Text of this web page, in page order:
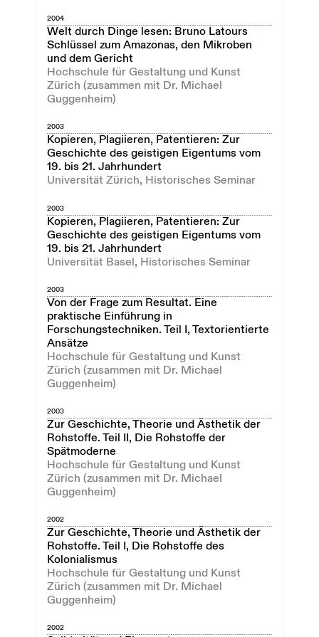
2004
Welt durch Dinge lesen: Bruno Latours
Schlüssel zum Amazonas, den Mikroben
und dem Gericht
Hochschule für Gestaltung und Kunst
Zürich (zusammen mit Dr. Michael
Guggenheim)
2003
Kopieren, Plagiieren, Patentieren: Zur
Geschichte des geistigen Eigentums vom
19. bis 21. Jahrhundert
Universität Zürich, Historisches Seminar
2003
Kopieren, Plagiieren, Patentieren: Zur
Geschichte des geistigen Eigentums vom
19. bis 21. Jahrhundert
Universität Basel, Historisches Seminar
2003
Von der Frage zum Resultat. Eine
praktische Einführung in
Forschungstechniken. Teil I, Textorientierte
Ansätze
Hochschule für Gestaltung und Kunst
Zürich (zusammen mit Dr. Michael
Guggenheim)
2003
Zur Geschichte, Theorie und Ästhetik der
Rohstoffe. Teil II, Die Rohstoffe der
Spätmoderne
Hochschule für Gestaltung und Kunst
Zürich (zusammen mit Dr. Michael
Guggenheim)
2002
Zur Geschichte, Theorie und Ästhetik der
Rohstoffe. Teil I, Die Rohstoffe des
Kolonialismus
Hochschule für Gestaltung und Kunst
Zürich (zusammen mit Dr. Michael
Guggenheim)
2002